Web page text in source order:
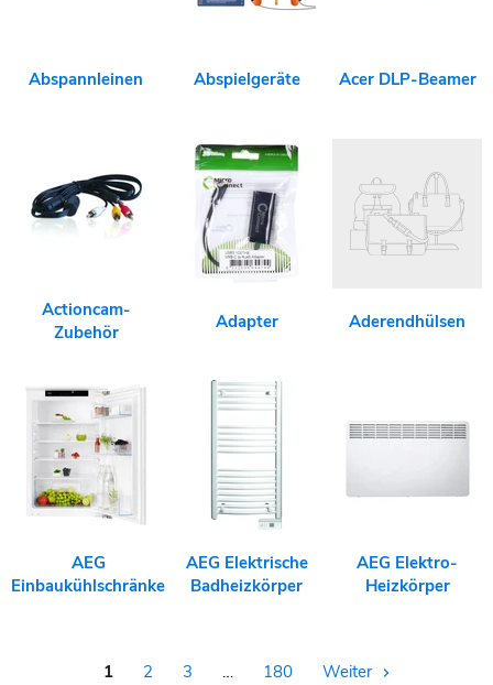
Abspannleinen Abspielgeräte Acer DLP-Beamer
Actioncam-
Zubehör
Adapter Aderendhülsen
AEG
Einbaukühlschränke
AEG Elektrische
Badheizkörper
AEG Elektro-
Heizkörper
1 2 3 … 180 Weiter